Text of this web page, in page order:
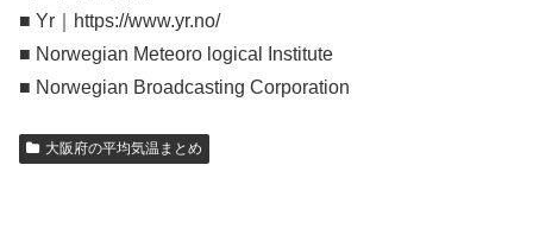
■ Yr｜https://www.yr.no/
■ Norwegian Meteoro logical Institute
■ Norwegian Broadcasting Corporation
大阪府の平均気温まとめ